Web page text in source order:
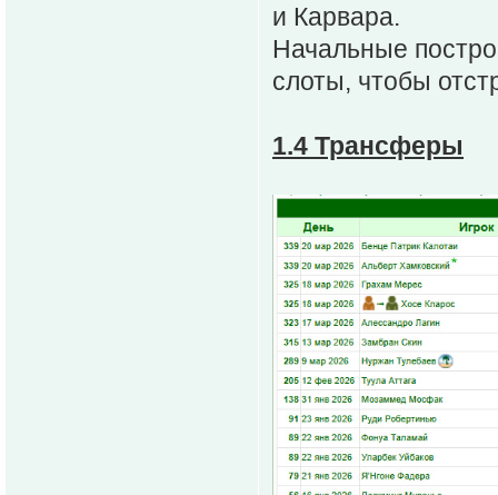
и Карвара.
Начальные
слоты, чтобы
1.4 Трансферы